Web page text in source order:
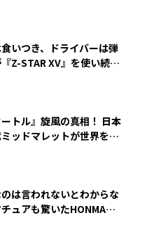
食いつき、ドライバーは弾
Z-STAR XV』を使い続け
トル』旋風の真相！ 日本
ッドマレットが世界を席
のは言われないとわからな
ュアも驚いたHONMA